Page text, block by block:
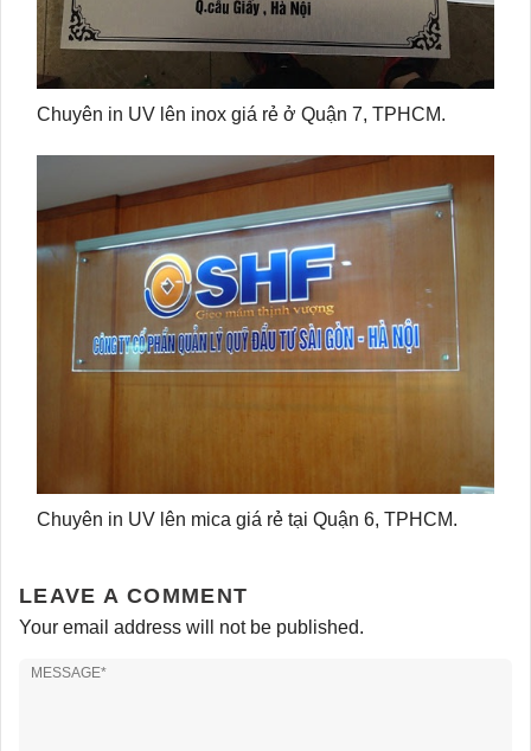
Chuyên in UV lên inox giá rẻ ở Quận 7, TPHCM.
Chuyên in UV lên mica giá rẻ tại Quận 6, TPHCM.
LEAVE A COMMENT
Your email address will not be published.